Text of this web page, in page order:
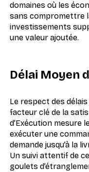
domaines où les
sans compromettre
investissements
une valeur ajoutée.
Délai Moyen
Le respect des
facteur clé de la
d’Exécution mesure
exécuter une
demande jusqu’à la
Un suivi attentif de
goulets